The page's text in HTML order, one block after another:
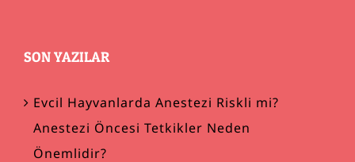
SON YAZILAR
Evcil Hayvanlarda Anestezi Riskli mi?
Anestezi Öncesi Tetkikler Neden
Önemlidir?